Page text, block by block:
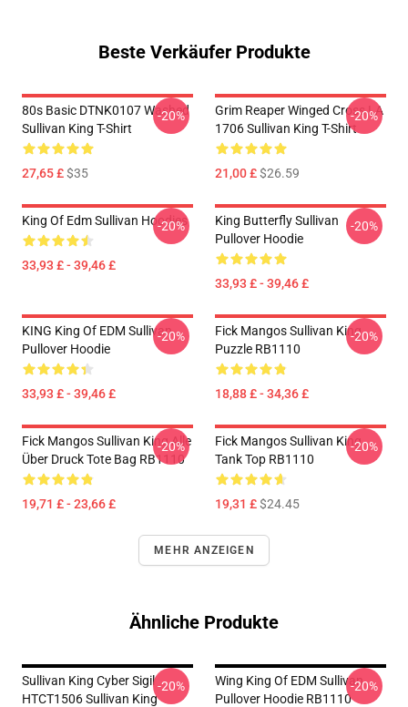
Beste Verkäufer Produkte
80s Basic DTNK0107 Washed
Sullivan King T-Shirt
27,65 £$35
-20%
Grim Reaper Winged Cross LA
1706 Sullivan King T-Shirt
21,00 £$26.59
-20%
King Of Edm Sullivan Hoodies
33,93 £ - 39,46 £
-20%
King Butterfly Sullivan
Pullover Hoodie
33,93 £ - 39,46 £
-20%
KING King Of EDM Sullivan
Pullover Hoodie
33,93 £ - 39,46 £
-20%
Fick Mangos Sullivan King
Puzzle RB1110
18,88 £ - 34,36 £
-20%
Fick Mangos Sullivan King Alle
Über Druck Tote Bag RB1110
19,71 £ - 23,66 £
-20%
Fick Mangos Sullivan King
Tank Top RB1110
19,31 £$24.45
-20%
MEHR ANZEIGEN
Ähnliche Produkte
Sullivan King Cyber Sigil
HTCT1506 Sullivan King
-20%
Wing King Of EDM Sullivan
Pullover Hoodie RB1110
-20%